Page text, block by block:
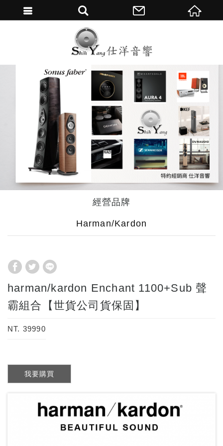
經營品牌
Harman/Kardon
harman/kardon Enchant 1100+Sub 聲
霸組合【世貨公司貨保固】
NT. 39990
我要購買
繁體中文